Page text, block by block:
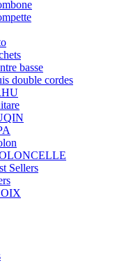
basse
double cordes
Sellers